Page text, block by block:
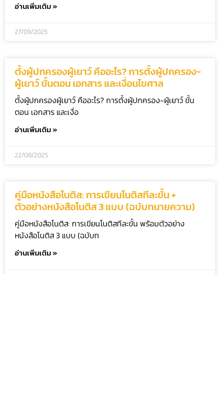
อ่านเพิ่มเติม »
27/09/2025
ตั้งผู้ปกครองผู้เยาว์ คืออะไร? การตั้งผู้ปกครอง-
ผู้เยาว์ ขั้นตอน เอกสาร และเงื่อนไขศาล
ตั้งผู้ปกครองผู้เยาว์ คืออะไร? การตั้งผู้ปกครอง-ผู้เยาว์ ขั้น
ตอน เอกสาร และเงื่อ
อ่านเพิ่มเติม »
22/09/2025
คู่มือหนังสือโนติส: การเขียนโนติสทีละขั้น +
ตัวอย่างหนังสือโนติส 3 แบบ (ฉบับทนายความ)
คู่มือหนังสือโนติส: การเขียนโนติสทีละขั้น พร้อมตัวอย่าง
หนังสือโนติส 3 แบบ (ฉบับท
อ่านเพิ่มเติม »